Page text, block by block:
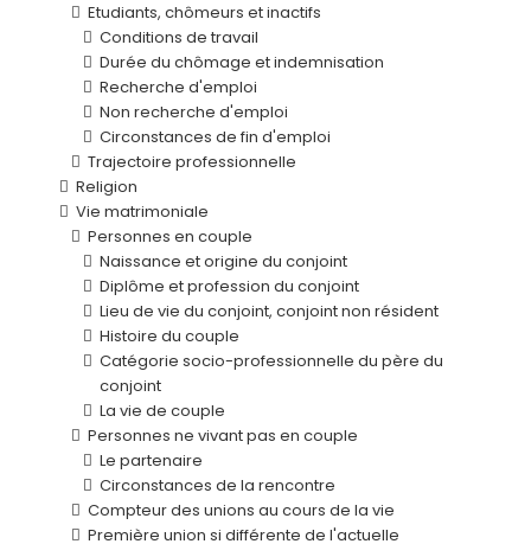
Etudiants, chômeurs et inactifs
Conditions de travail
Durée du chômage et indemnisation
Recherche d'emploi
Non recherche d'emploi
Circonstances de fin d'emploi
Trajectoire professionnelle
Religion
Vie matrimoniale
Personnes en couple
Naissance et origine du conjoint
Diplôme et profession du conjoint
Lieu de vie du conjoint, conjoint non résident
Histoire du couple
Catégorie socio-professionnelle du père du
conjoint
La vie de couple
Personnes ne vivant pas en couple
Le partenaire
Circonstances de la rencontre
Compteur des unions au cours de la vie
Première union si différente de l'actuelle